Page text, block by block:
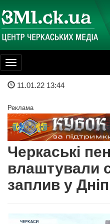
Toggle
navigation
11.01.22 13:44
Реклама
Черкаські
влаштували
заплив у